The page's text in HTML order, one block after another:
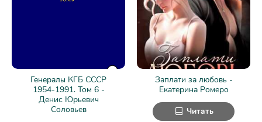
Генералы КГБ СССР
1954-1991. Том 6 -
Денис Юрьевич
Соловьев
Заплати за любовь -
Екатерина Ромеро
Читать